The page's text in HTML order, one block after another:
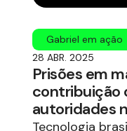
Gabriel em ação
28 ABR. 2025
Prisões em
contribuição
autoridades
Tecnologia